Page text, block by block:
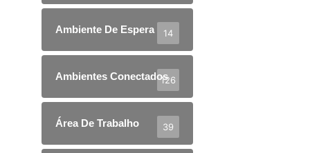
Ambiente De Espera 14
Ambientes Conectados126
Área De Trabalho 39